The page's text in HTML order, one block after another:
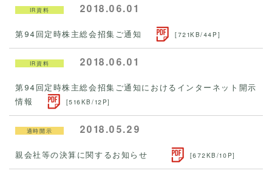
IR資料 2018.06.01
第94回定時株主総会招集ご通知 [721KB/44P]
IR資料 2018.06.01
第94回定時株主総会招集ご通知におけるインターネット開示
情報
[516KB/12P]
適時開示 2018.05.29
親会社等の決算に関するお知らせ [672KB/10P]